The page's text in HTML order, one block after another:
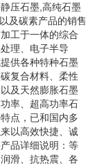
压石墨,高纯石墨
及碳素产品的销售
工于一体的综合
理、电子半导
供各种特种石墨
复合材料、柔性
及天然膨胀石墨
率、超高功率石
点，已和国内多
以高效快捷、诚
品详细说明：等
滑、抗热震、各